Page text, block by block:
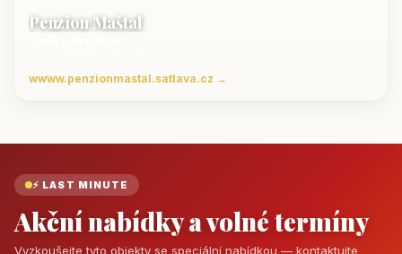
Penzion Maštal
wwww.penzionmastal.satlava.cz →
⚡ LAST MINUTE
Akční nabídky a volné termíny
Vyzkoušejte tyto objekty se speciální nabídkou — kontaktujte